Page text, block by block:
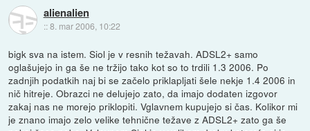
alienalien
::8. mar 2006, 10:22
bigk sva na istem. Siol je v resnih težavah. ADSL2+ samo
oglašujejo in ga še ne tržijo tako kot so to trdili 1.3 2006. Po
zadnjih podatkih naj bi se začelo priklapljati šele nekje 1.4 2006 in
nič hitreje. Obrazci ne delujejo zato, da imajo dodaten izgovor
zakaj nas ne morejo priklopiti. Vglavnem kupujejo si čas. Kolikor mi
je znano imajo zelo velike tehnične težave z ADSL2+ zato ga še